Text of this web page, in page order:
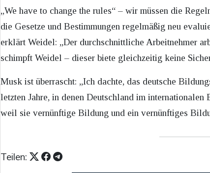
„We have to change the rules“ – wir müssen die
die Gesetze und Bestimmungen regelmäßig neu
erklärt Weidel: „Der durchschnittliche Arbeitnehmer
schimpft Weidel – dieser biete gleichzeitig keine
Musk ist überrascht: „Ich dachte, das deutsche
letzten Jahre, in denen Deutschland im
weil sie vernünftige Bildung und ein vernünftiges
Teilen: